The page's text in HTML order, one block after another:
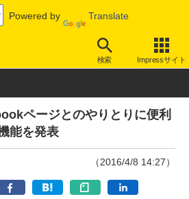
Powered by Translate
検索 Impressサイト
ス/ソフト サービス
ページとのやりとりに便利
能を発表
（2016/4/8 14:27）